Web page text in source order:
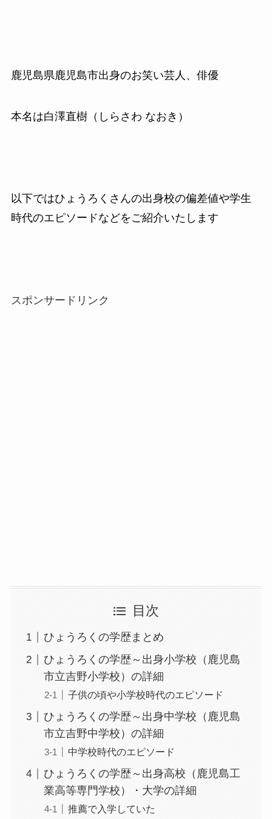
鹿児島県鹿児島市出身のお笑い芸人、俳優
本名は白澤直樹（しらさわ なおき）
以下ではひょうろくさんの出身校の偏差値や学生
時代のエピソードなどをご紹介いたします
スポンサードリンク
目次
ひょうろくの学歴まとめ
ひょうろくの学歴～出身小学校（鹿児島
市立吉野小学校）の詳細
子供の頃や小学校時代のエピソード
ひょうろくの学歴～出身中学校（鹿児島
市立吉野中学校）の詳細
中学校時代のエピソード
ひょうろくの学歴～出身高校（鹿児島工
業高等専門学校）・大学の詳細
推薦で入学していた